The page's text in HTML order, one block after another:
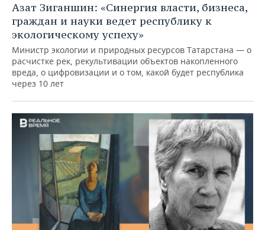
Азат Зиганшин: «Синергия власти, бизнеса,
граждан и науки ведет республику к
экологическому успеху»
Министр экологии и природных ресурсов Татарстана — о
расчистке рек, рекультивации объектов накопленного
вреда, о цифровизации и о том, какой будет республика
через 10 лет